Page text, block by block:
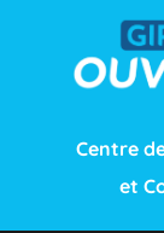
Centre
et